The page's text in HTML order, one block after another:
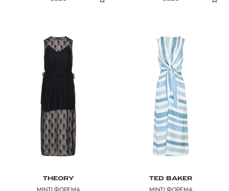
THEORY
ΜΙΝΤΙ ΦΟΡΕΜΑ
TED BAKER
ΜΙΝΤΙ ΦΟΡΕΜΑ